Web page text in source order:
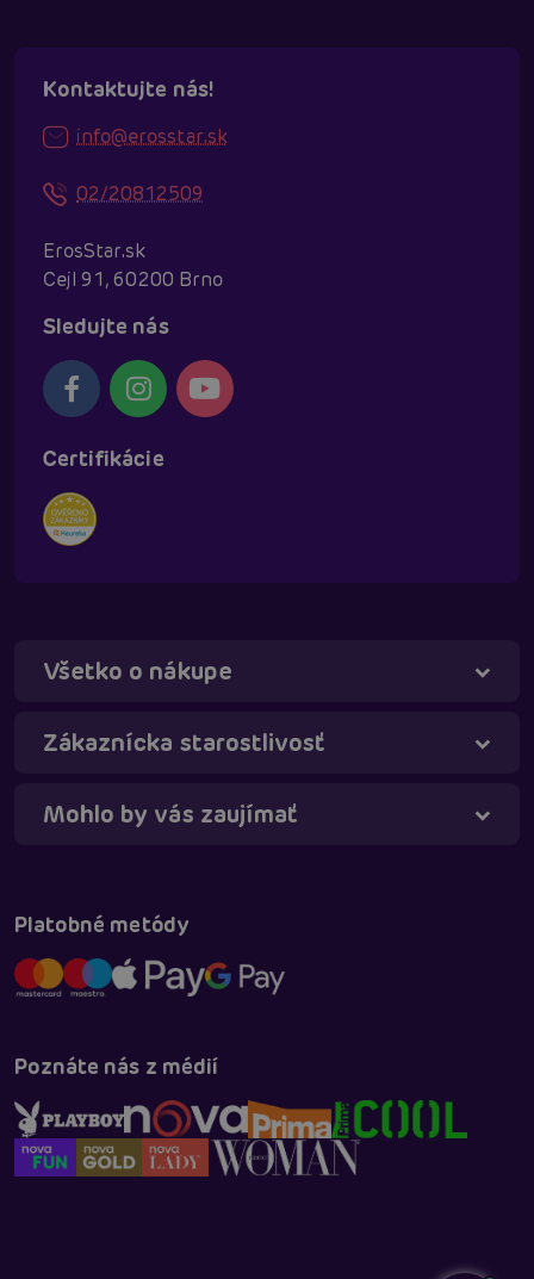
Kontaktujte nás!
info@erosstar.sk
02/20812509
ErosStar.sk
Cejl 91, 60200 Brno
Sledujte nás
Certifikácie
Všetko o nákupe
Zákaznícka starostlivosť
Mohlo by vás zaujímať
Platobné metódy
Poznáte nás z médií
Táňa - virtuálna asistentka